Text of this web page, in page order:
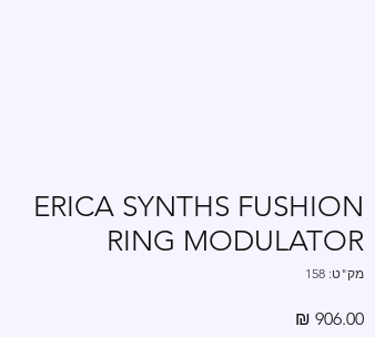
ERICA SYNTHS FUSHION
RING MODULATOR
מק"ט: 158